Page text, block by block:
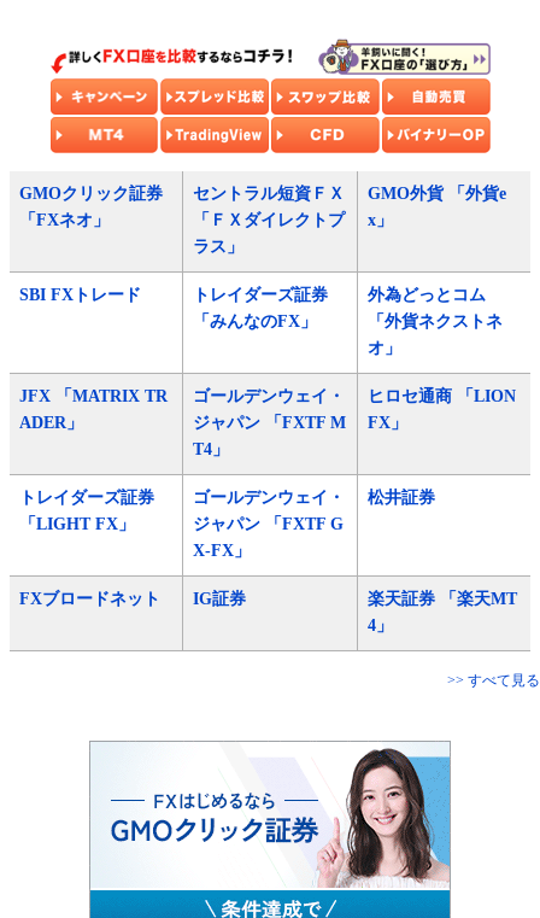
GMOクリック証券
「FXネオ」
セントラル短資ＦＸ
「ＦＸダイレクトプ
ラス」
GMO外貨 「外貨e
x」
SBI FXトレード
トレイダーズ証券
「みんなのFX」
外為どっとコム
「外貨ネクストネ
オ」
JFX 「MATRIX TR
ADER」
ゴールデンウェイ・
ジャパン 「FXTF M
T4」
ヒロセ通商 「LION
FX」
トレイダーズ証券
「LIGHT FX」
ゴールデンウェイ・
ジャパン 「FXTF G
X-FX」
松井証券
FXブロードネット IG証券
楽天証券 「楽天MT
4」
>> すべて見る